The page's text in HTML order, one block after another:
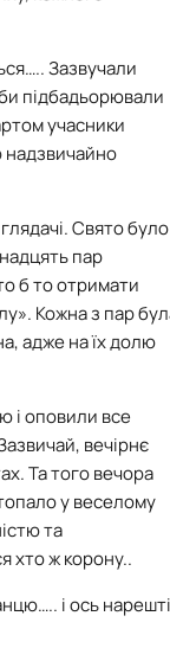
Зазвучали
підбадьорювали
учасники
надзвичайно
Свято було
пар
б то отримати
Кожна з пар
адже на їх долю
і оповили все
вечірнє
Та того вечора
у веселому
та
хто ж корону..
і ось нарешті